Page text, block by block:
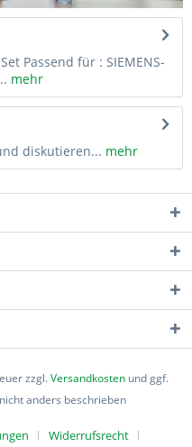
Passend für : SIEMENS-
mehr
diskutieren... mehr
zzgl.Versandkosten und ggf.
anders beschrieben
Widerrufsrecht